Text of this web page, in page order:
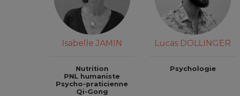
Isabelle JAMIN
Nutrition
PNL humaniste
Psycho-praticienne
Qi-Gong
Lucas DOLLINGER
Psychologie